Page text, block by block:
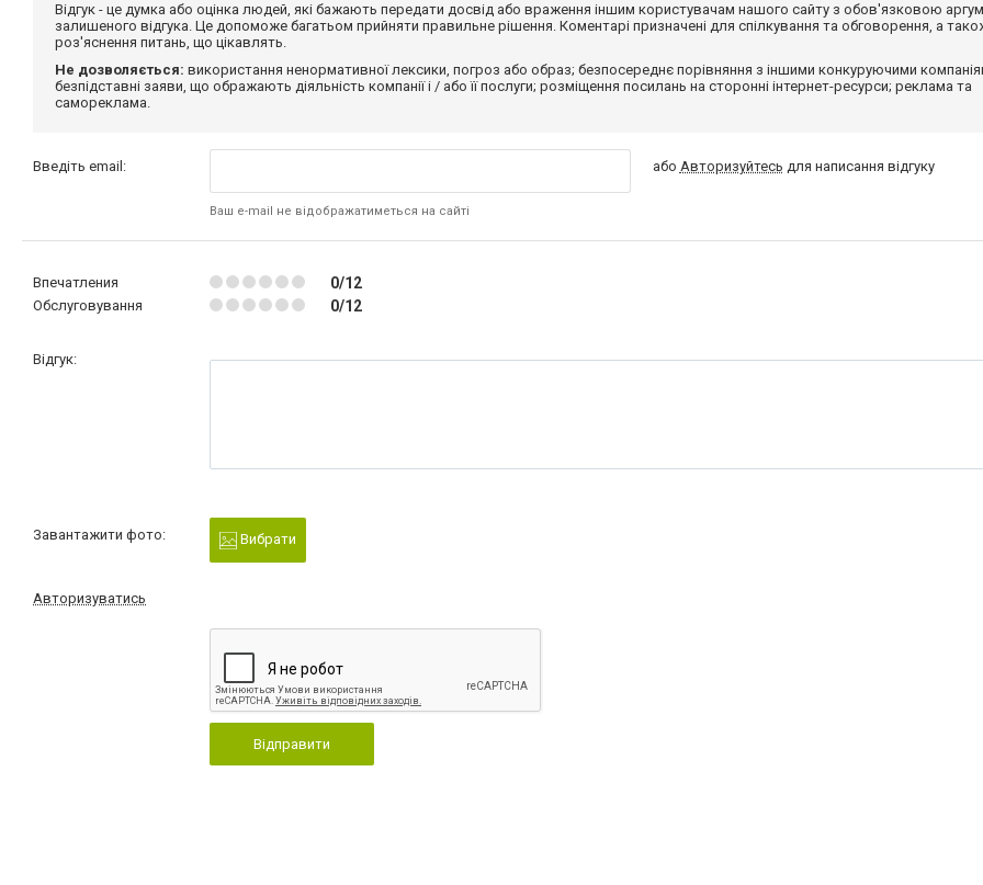
Відгук - це думка або оцінка людей, які бажають передати досвід або враження іншим користувачам нашого сайту з обов'язковою
залишеного відгука. Це допоможе багатьом прийняти правильне рішення. Коментарі призначені для спілкування та обговорення, а
роз'яснення питань, що цікавлять.
Не дозволяється: використання ненормативної лексики, погроз або образ; безпосереднє порівняння з іншими конкуруючими
безпідставні заяви, що ображають діяльність компанії і / або її послуги; розміщення посилань на сторонні інтернет-ресурси; реклама та
самореклама.
Введіть email:
Ваш e-mail не відображатиметься на сайті
або Авторизуйтесь для написання відгуку
Впечатления 0/12
Обслуговування 0/12
Відгук:
Завантажити фото: Вибрати
Авторизуватись
Відправити